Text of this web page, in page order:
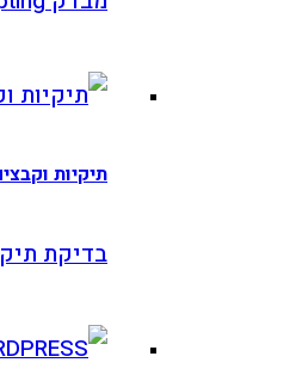
תיקיות וקבצים
בדיקת תיקיות